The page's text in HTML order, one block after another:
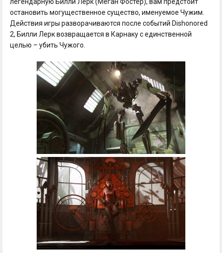
остановить могущественное существо, именуемое Чужим.
Действия игры разворачиваются после событий Dishonored
2, Билли Лерк возвращается в Карнаку с единственной
целью – убить Чужого.